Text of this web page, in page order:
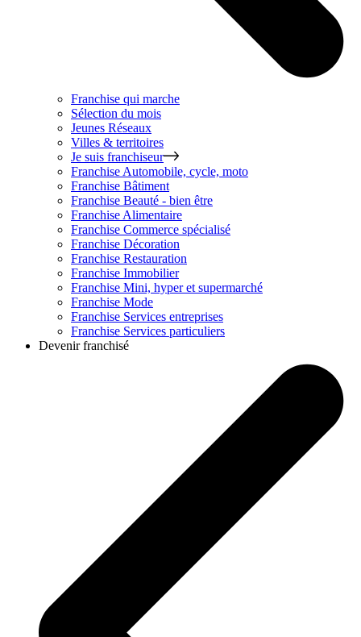
Franchise qui marche
Sélection du mois
Jeunes Réseaux
Villes & territoires
Je suis franchiseur
Franchise Automobile, cycle, moto
Franchise Bâtiment
Franchise Beauté - bien être
Franchise Alimentaire
Franchise Commerce spécialisé
Franchise Décoration
Franchise Restauration
Franchise Immobilier
Franchise Mini, hyper et supermarché
Franchise Mode
Franchise Services entreprises
Franchise Services particuliers
Devenir franchisé